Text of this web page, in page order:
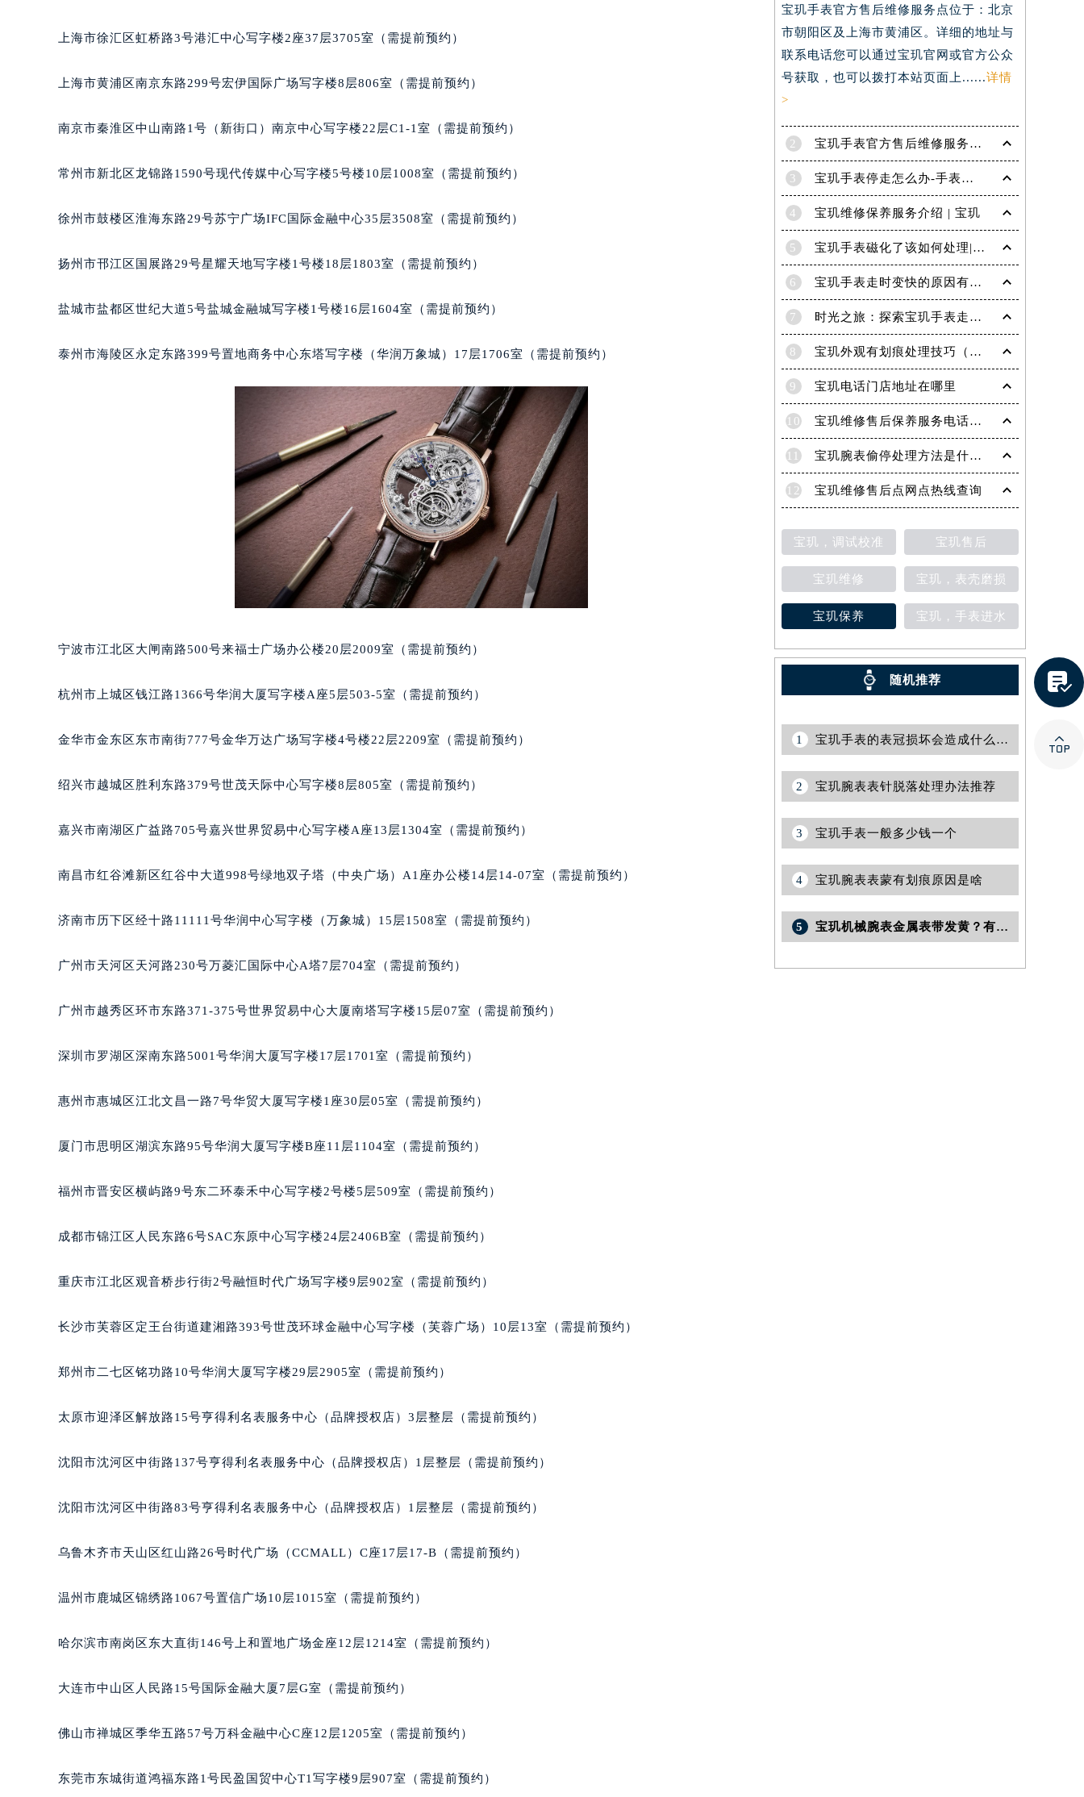
长沙市芙蓉区定王台街道建湘路393号世茂环球金融中心写字楼（芙蓉广场）10层13室（需提前预约）
太原市迎泽区解放路15号亨得利名表服务中心（品牌授权店）3层整层（需提前预约）
沈阳市沈河区中街路83号亨得利名表服务中心（品牌授权店）1层整层（需提前预约）
温州市鹿城区锦绣路1067号置信广场10层1015室（需提前预约）
大连市中山区人民路15号国际金融大厦7层G室（需提前预约）
东莞市东城街道鸿福东路1号民盈国贸中心T1写字楼9层907室（需提前预约）
南通市崇川区工农路57号圆融广场写字楼16层1603室（需提前预约）
武汉市江汉区解放大道686号世界贸易大厦38层09室（需提前预约）
合肥市蜀山区潜山路111号万象城华润大厦B座12楼03室（需提前预约）
泉州市丰泽区宝洲路729号浦西万达中心写字楼A座7楼709室（需提前预约）
青岛市南区山东路6号华润大厦B座22层04室（需提前预约）
烟台市芝罘区胜利路139号万达金融中心A座907室（需提前预约）
长春市朝阳区西安大路727号中银大厦A座(旺进大厦)18层09室（需提前预约）
贵阳市南明区都司高架桥路33号亨特国际金融中心14楼14D（需提前预约）
昆明市盘龙区北京路928号同德昆明广场写字楼10层06室（需提前预约）
石家庄市长安区中山东路39号勒泰中心写字楼B座13层07室（需提前预约）
西安市碑林区南关正街88号华侨城长安国际中心E座6楼10室（需提前预约）
海口市龙华区金贸东路5号海口华润大厦B座17层1707室（需提前预约）
台州市椒江区东海大道1800号腾达中心东1幢20楼2002室（需提前预约）
甘肃省兰州市七里河区西津西路16号兰州中心写字楼21层2102室（需提前预约）
黑龙江省大庆市萨尔图区会战大街宝玑售后服务中心（需提前预约）
黑龙江省黑河市爱辉区中央街宝玑售后服务中心（需提前预约）
黑龙江省佳木斯市向阳区长安路宝玑售后服务中心（需提前预约）
黑龙江省七台河市桃山区大同街宝玑售后服务中心（需提前预约）
黑龙江省双鸭山市尖山区新兴大街宝玑售后服务中心（需提前预约）
黑龙江省伊春市伊美区通河路宝玑售后服务中心（需提前预约）
吉林省白山市浑江区浑江大街宝玑售后服务中心（需提前预约）
吉林省辽源市龙山区人民大街宝玑售后服务中心（需提前预约）
吉林省四平市铁东区紫气大路与南九经街交汇处宝玑售后服务中心（需提前预约）
吉林省通化市东昌区环通乡江南大街宝玑售后服务中心（需提前预约）
辽宁省鞍山市铁东区站前街宝玑售后服务中心（需提前预约）
辽宁省朝阳市双塔区新华路宝玑售后服务中心（需提前预约）
辽宁省抚顺市新抚区东一路宝玑售后服务中心（需提前预约）
辽宁省葫芦岛市连山区中央路宝玑售后服务中心（需提前预约）
辽宁省辽阳市白塔区新运大街宝玑售后服务中心（需提前预约）
辽宁省铁岭市银州区南马路宝玑售后服务中心（需提前预约）
辽宁省沈阳市沈河区中街路137号亨得利名表维修授权店1楼宝玑售后服务中心（需提前预约）
北京市朝阳区建国门外大街甲6号华熙国际中心D座11层1102室宝玑售后服务中心（北京总部）（需提前预约）
河北省保定市竞秀区朝阳北大街北国先天下宝玑售后服务中心（需提前预约）
内蒙古自治区巴彦淖尔市临河区新华街宝玑售后服务中心（需提前预约）
内蒙古自治区赤峰市红山区哈达街宝玑售后服务中心（需提前预约）
内蒙古自治区呼伦贝尔市海拉尔区中央街宝玑售后服务中心（需提前预约）
内蒙古自治区乌海市海勃湾区人民南路宝玑售后服务中心（需提前预约）
内蒙古自治区锡林郭勒盟市锡林浩特市光明街与额尔敦路交叉口宝玑售后服务中心（需提前预约）
上海市徐汇区虹桥路3号港汇中心写字楼2座37层3705室（需提前预约）
上海市黄浦区南京东路299号宏伊国际广场写字楼8层806室（需提前预约）
南京市秦淮区中山南路1号（新街口）南京中心写字楼22层C1-1室（需提前预约）
常州市新北区龙锦路1590号现代传媒中心写字楼5号楼10层1008室（需提前预约）
徐州市鼓楼区淮海东路29号苏宁广场IFC国际金融中心35层3508室（需提前预约）
扬州市邗江区国展路29号星耀天地写字楼1号楼18层1803室（需提前预约）
盐城市盐都区世纪大道5号盐城金融城写字楼1号楼16层1604室（需提前预约）
泰州市海陵区永定东路399号置地商务中心东塔写字楼（华润万象城）17层1706室（需提前预约）
宁波市江北区大闸南路500号来福士广场办公楼20层2009室（需提前预约）
杭州市上城区钱江路1366号华润大厦写字楼A座5层503-5室（需提前预约）
金华市金东区东市南街777号金华万达广场写字楼4号楼22层2209室（需提前预约）
绍兴市越城区胜利东路379号世茂天际中心写字楼8层805室（需提前预约）
嘉兴市南湖区广益路705号嘉兴世界贸易中心写字楼A座13层1304室（需提前预约）
南昌市红谷滩新区红谷中大道998号绿地双子塔（中央广场）A1座办公楼14层14-07室（需提前预约）
济南市历下区经十路11111号华润中心写字楼（万象城）15层1508室（需提前预约）
广州市天河区天河路230号万菱汇国际中心A塔7层704室（需提前预约）
广州市越秀区环市东路371-375号世界贸易中心大厦南塔写字楼15层07室（需提前预约）
深圳市罗湖区深南东路5001号华润大厦写字楼17层1701室（需提前预约）
惠州市惠城区江北文昌一路7号华贸大厦写字楼1座30层05室（需提前预约）
厦门市思明区湖滨东路95号华润大厦写字楼B座11层1104室（需提前预约）
福州市晋安区横屿路9号东二环泰禾中心写字楼2号楼5层509室（需提前预约）
成都市锦江区人民东路6号SAC东原中心写字楼24层2406B室（需提前预约）
重庆市江北区观音桥步行街2号融恒时代广场写字楼9层902室（需提前预约）
长沙市芙蓉区定王台街道建湘路393号世茂环球金融中心写字楼（芙蓉广场）10层13室（需提前预约）
郑州市二七区铭功路10号华润大厦写字楼29层2905室（需提前预约）
太原市迎泽区解放路15号亨得利名表服务中心（品牌授权店）3层整层（需提前预约）
沈阳市沈河区中街路137号亨得利名表服务中心（品牌授权店）1层整层（需提前预约）
沈阳市沈河区中街路83号亨得利名表服务中心（品牌授权店）1层整层（需提前预约）
乌鲁木齐市天山区红山路26号时代广场（CCMALL）C座17层17-B（需提前预约）
温州市鹿城区锦绣路1067号置信广场10层1015室（需提前预约）
哈尔滨市南岗区东大直街146号上和置地广场金座12层1214室（需提前预约）
大连市中山区人民路15号国际金融大厦7层G室（需提前预约）
佛山市禅城区季华五路57号万科金融中心C座12层1205室（需提前预约）
东莞市东城街道鸿福东路1号民盈国贸中心T1写字楼9层907室（需提前预约）
宝玑手表官方售后维修服务点位于：北京
市朝阳区及上海市黄浦区。详细的地址与
联系电话您可以通过宝玑官网或官方公众
号获取，也可以拨打本站页面上......详情
>
2 宝玑手表官方售后维修服务点电话是多少？
3 宝玑手表停走怎么办-手表停走的解决方法
4 宝玑维修保养服务介绍 | 宝玑
5 宝玑手表磁化了该如何处理|宝玑技师为您讲解
6 宝玑手表走时变快的原因有哪些？
7 时光之旅：探索宝玑手表走时的秘密
8 宝玑外观有划痕处理技巧（轻松修复爱表的实用方法）
9 宝玑电话门店地址在哪里
10 宝玑维修售后保养服务电话是多少
11 宝玑腕表偷停处理方法是什么（专业维修指南与常见故障排查）
12 宝玑维修售后点网点热线查询
宝玑，调试校准 宝玑售后
宝玑维修 宝玑，表壳磨损
宝玑保养 宝玑，手表进水
随机推荐
1 宝玑手表的表冠损坏会造成什么影响?(表冠损坏的影响)
2 宝玑腕表表针脱落处理办法推荐
3 宝玑手表一般多少钱一个
4 宝玑腕表表蒙有划痕原因是啥
5 宝玑机械腕表金属表带发黄？有效解决方法速递

